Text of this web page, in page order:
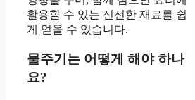
활용할 수 있는 신선한 재료를 쉽
게 얻을 수 있습니다.
물주기는 어떻게 해야 하나
요?